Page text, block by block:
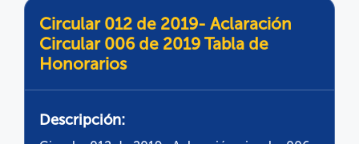
Circular 012 de 2019- Aclaración
Circular 006 de 2019 Tabla de
Honorarios
Descripción: